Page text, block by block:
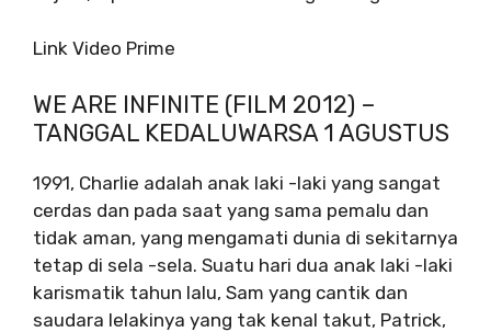
Link Video Prime
WE ARE INFINITE (FILM 2012) –
TANGGAL KEDALUWARSA 1 AGUSTUS
1991, Charlie adalah anak laki -laki yang sangat
cerdas dan pada saat yang sama pemalu dan
tidak aman, yang mengamati dunia di sekitarnya
tetap di sela -sela. Suatu hari dua anak laki -laki
karismatik tahun lalu, Sam yang cantik dan
saudara lelakinya yang tak kenal takut, Patrick,